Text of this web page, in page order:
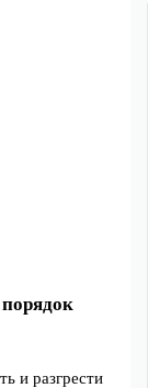
и разгрести